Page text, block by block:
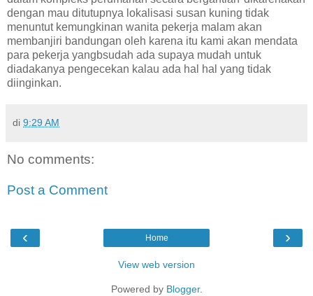
dengan mau ditutupnya lokalisasi susan kuning tidak
menuntut kemungkinan wanita pekerja malam akan
membanjiri bandungan oleh karena itu kami akan mendata
para pekerja yangbsudah ada supaya mudah untuk
diadakanya pengecekan kalau ada hal hal yang tidak
diinginkan.
di 9:29 AM
No comments:
Post a Comment
‹ ›
Home
View web version
Powered by Blogger.